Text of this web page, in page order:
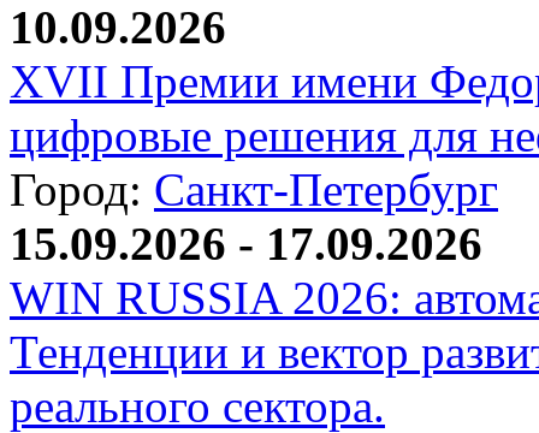
10.09.2026
XVII Премии имени
цифровые решения для
Город: Санкт-Петербург
15.09.2026 - 17.09.2026
WIN RUSSIA 2026:
Тенденции и вектор
реального сектора.